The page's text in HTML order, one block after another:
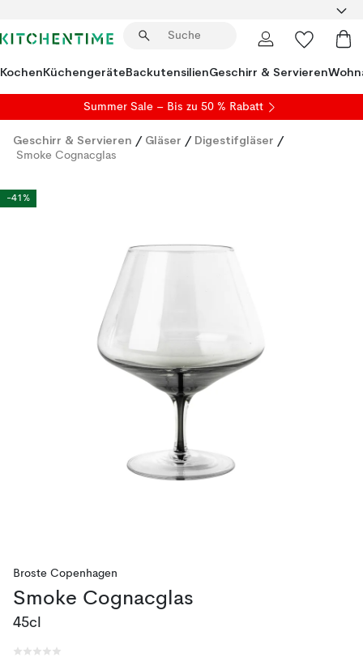
KochenKüchengeräteBackutensilienGeschirr & Servieren
Summer Sale – Bis zu 50 % Rabatt
Geschirr & Servieren / Gläser / Digestifgläser /
Smoke Cognacglas
-41%
Broste Copenhagen
Smoke Cognacglas
45cl